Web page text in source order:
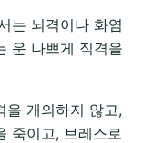
뇌격이나 화염
운 나쁘게 직격을
개의하지 않고,
죽이고, 브레스로